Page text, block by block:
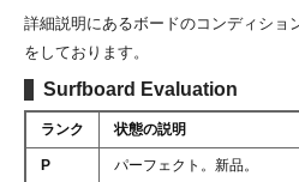
詳細説明にあるボードのコンディショ
をしております。
Surfboard Evaluation
ランク 状態の説明
P パーフェクト。新品。